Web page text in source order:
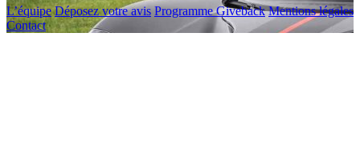
L’équipe Déposez votre avis Programme Giveback Mentions légales
Contact